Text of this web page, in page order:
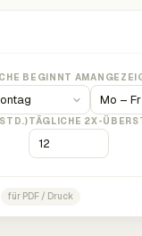
BEGINNT AM
TÄGLICHE 2X-
für PDF / Druck